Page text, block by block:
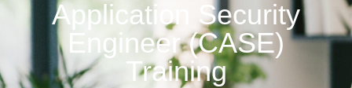
Application Security
Engineer (CASE)
Training